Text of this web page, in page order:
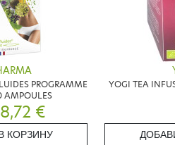
PROGRAMME
AMPOULES
€
КОРЗИНУ
YOGI TEA